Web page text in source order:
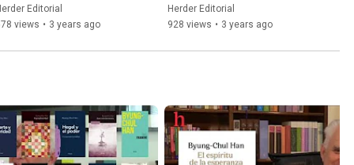
Orellana
Editorial
views • 3 years ago
existencial hoy», de
Elisabeth Lukas y Alexander
Herder Editorial
928 views • 3 years ago